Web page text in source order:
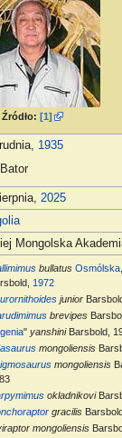
Źródło: [1]
1935
2025
Mongolska
bullatus Osmólska
1972
junior
brevipes
"yanshiniBarsbold,
mongoliensis
mongoliensis
okladnikovi
gracilis
mongoliensis